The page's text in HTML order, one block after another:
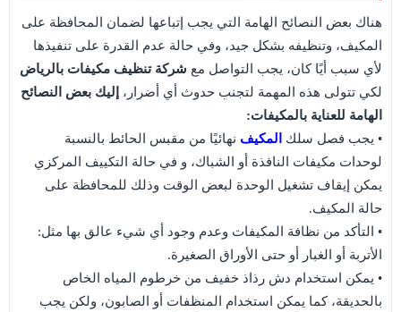
هناك بعض النصائح الهامة التي يجب إتباعها لضمان المحافظة على
المكيف، وتنظيفه بشكل جيد، وفي حالة عدم القدرة على تنفيذها
لأي سبب أيًا كان، يجب التواصل مع شركة تنظيف مكيفات بالرياض
لكي تتولى هذه المهمة لتجنب حدوث أي أضرار،
إليك بعض النصائح
الهامة للعناية بالمكيفات:
• يجب فصل سلك
المكيف نهائيًا من مقبس الحائط بالنسبة
لوحدات مكيفات النافذة أو الشباك، و في حالة التكييف المركزي
يمكن إيقاف تشغيل الوحدة لبعض الوقت وذلك للمحافظة على
حالة المكيف.
• التأكد من نظافة المكيفات وعدم وجود أي شيء عالق بها مثل:
الأتربة أو الغبار أو حتى الأوراق الصغيرة.
• يمكن استخدام دش رذاذ خفيف من خرطوم المياه الخاص
بالحديقة، كما يمكن استخدام المنظفات أو الصابون، ولكن يجب